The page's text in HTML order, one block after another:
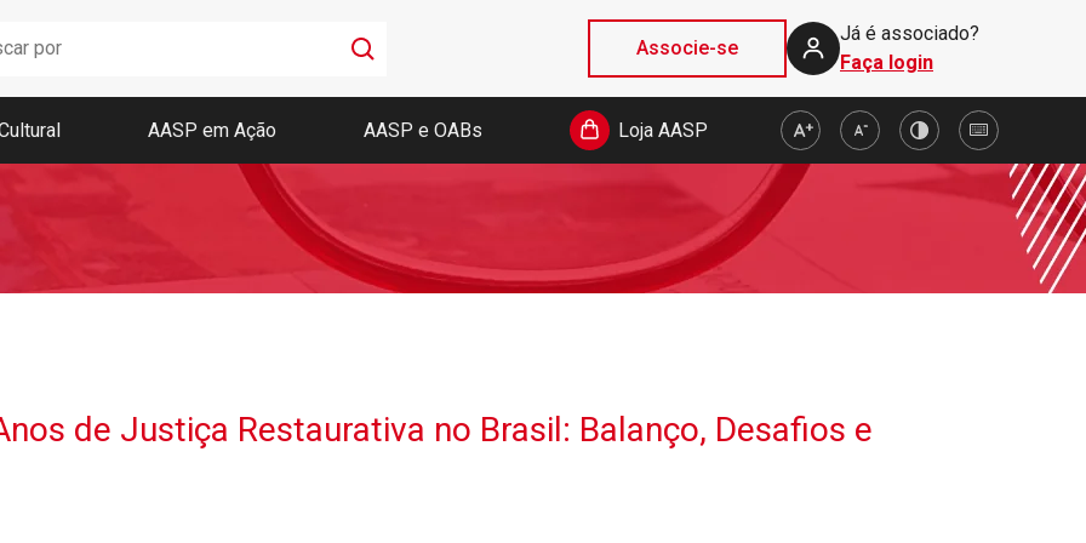
Associe-se
Já é associado?
Faça login
Boletim AASP
Coleção de Códigos de Bolso
Revista da AASP
AASP em Ação AASP e OABs Loja AASP
de Justiça Restaurativa no Brasil: Balanço, Desafios e